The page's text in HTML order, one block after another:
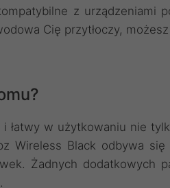
z urządzeniami
Cię przytłoczy,
łatwy w użytkowaniu nie
Wireless Black odbywa
Żadnych dodatkowych